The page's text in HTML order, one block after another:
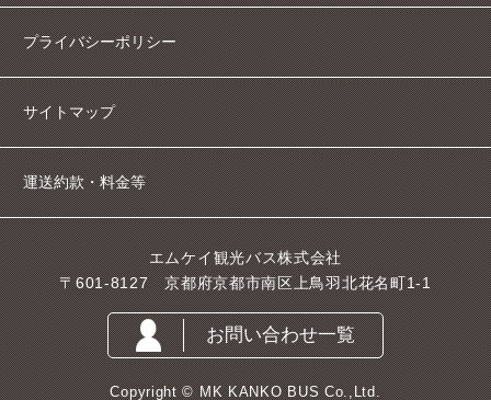
プライバシーポリシー
サイトマップ
運送約款・料金等
エムケイ観光バス株式会社
〒601-8127 京都府京都市南区上鳥羽北花名町1-1
お問い合わせ一覧
Copyright © MK KANKO BUS Co.,Ltd.